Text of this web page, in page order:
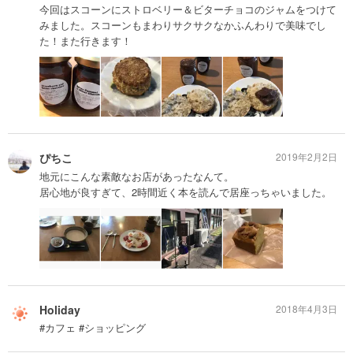
今回はスコーンにストロベリー＆ビターチョコのジャムをつけて
みました。スコーンもまわりサクサクなかふんわりで美味でし
た！また行きます！
ぴちこ
地元にこんな素敵なお店があったなんて。
居心地が良すぎて、2時間近く本を読んで居座っちゃいました。
2019年2月2日
Holiday
#カフェ #ショッピング
2018年4月3日